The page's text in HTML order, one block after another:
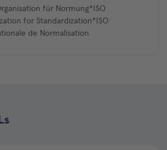
für Normung*ISO
for Standardization*ISO
de Normalisation